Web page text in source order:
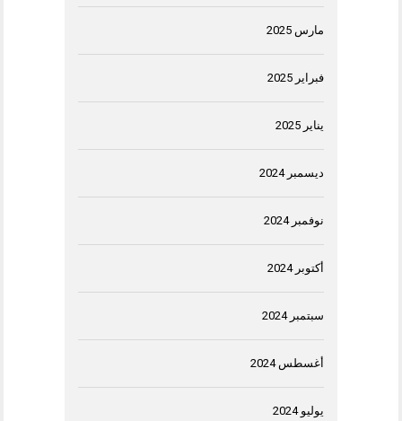
مارس 2025
فبراير 2025
يناير 2025
ديسمبر 2024
نوفمبر 2024
أكتوبر 2024
سبتمبر 2024
أغسطس 2024
يوليو 2024